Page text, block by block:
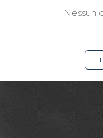
Nessun